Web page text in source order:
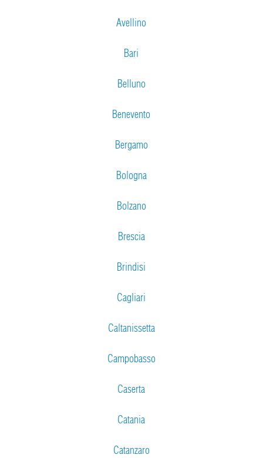
Avellino
Bari
Belluno
Benevento
Bergamo
Bologna
Bolzano
Brescia
Brindisi
Cagliari
Caltanissetta
Campobasso
Caserta
Catania
Catanzaro